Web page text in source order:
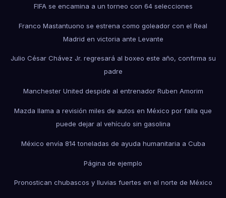
FIFA se encamina a un torneo con 64 selecciones
Franco Mastantuono se estrena como goleador con el Real
Madrid en victoria ante Levante
Julio César Chávez Jr. regresará al boxeo este año, confirma su
padre
Manchester United despide al entrenador Ruben Amorim
Mazda llama a revisión miles de autos en México por falla que
puede dejar al vehículo sin gasolina
México envía 814 toneladas de ayuda humanitaria a Cuba
Página de ejemplo
Pronostican chubascos y lluvias fuertes en el norte de México